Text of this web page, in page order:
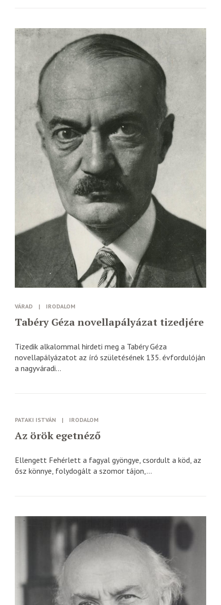
VÁRAD | IRODALOM
Tabéry Géza novellapályázat tizedjére
Tizedik alkalommal hirdeti meg a Tabéry Géza
novellapályázatot az író születésének 135. évfordulóján
a nagyváradi...
PATAKI ISTVÁN | IRODALOM
Az örök egetnéző
Ellengett Fehérlett a fagyal gyöngye, csordult a köd, az
ősz könnye, folydogált a szomor tájon,...